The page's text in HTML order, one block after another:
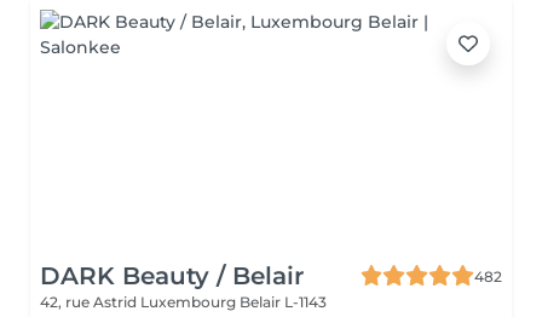
DARK Beauty / Belair
482
42, rue Astrid Luxembourg Belair L-1143